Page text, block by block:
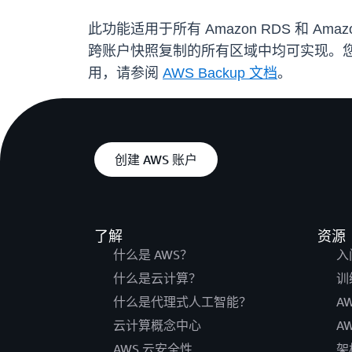
此功能适用于所有 Amazon RDS 和
跨账户快照复制的所有区域中均可实现。
用，请参阅 AWS Backup 文档。
创建 AWS 账户
了解
什么是 AWS？
什么是云计算？
什么是代理式人工智能？
云计算概念中心
资源
入
训